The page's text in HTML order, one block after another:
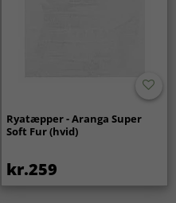
Ryatæpper - Aranga Super
Soft Fur (hvid)
kr.259